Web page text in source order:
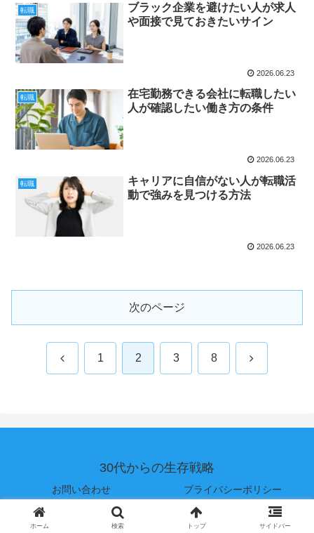
転職
ブラック企業を避けたい人が求人
や面接で見ておきたいサイン
2026.06.23
転職
在宅勤務できる会社に転職したい
人が確認したい働き方の条件
2026.06.23
転職
キャリアに自信がない人が転職活
動で強みを見つける方法
2026.06.23
次のページ
前 1 2 3 8 次
30代からの生存戦略
お問い合わせ プライバシーポリシー
© 2025 30代からの生存戦略.
ホーム 検索 トップ サイドバー